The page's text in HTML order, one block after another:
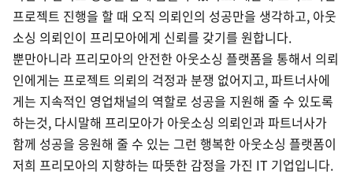
프로젝트 진행을 할 때 오직 의뢰인의 성공만을 생각하고, 아웃
소싱 의뢰인이 프리모아에게 신뢰를 갖기를 원합니다.
뿐만아니라 프리모아의 안전한 아웃소싱 플랫폼을 통해서 의뢰
인에게는 프로젝트 의뢰의 걱정과 분쟁 없어지고, 파트너사에
게는 지속적인 영업채널의 역할로 성공을 지원해 줄 수 있도록
하는것, 다시말해 프리모아가 아웃소싱 의뢰인과 파트너사가
함께 성공을 응원해 줄 수 있는 그런 행복한 아웃소싱 플랫폼이
저희 프리모아의 지향하는 따뜻한 감정을 가진 IT 기업입니다.